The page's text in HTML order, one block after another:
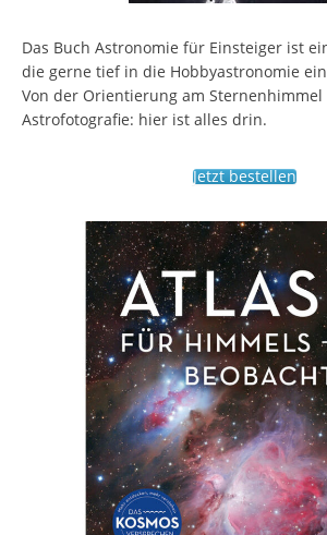
Das Buch Astronomie für Einsteiger ist
die gerne tief in die Hobbyastronomie
Von der Orientierung am
Astrofotografie: hier ist alles drin.
Jetzt bestellen